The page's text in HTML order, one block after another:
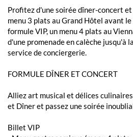
Profitez d'une soirée dîner-concert
menu 3 plats au Grand Hôtel avant
formule VIP, un menu 4 plats au
d'une promenade en calèche jusqu'à
service de conciergerie.
FORMULE DÎNER ET CONCERT
Alliez art musical et délices
et Dîner et passez une soirée
Billet VIP